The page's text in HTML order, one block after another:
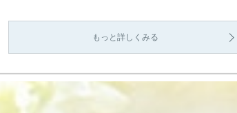
もっと詳しくみる